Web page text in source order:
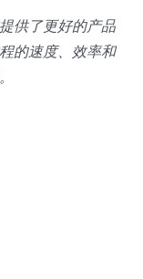
供了更好的产品
的速度、效率和